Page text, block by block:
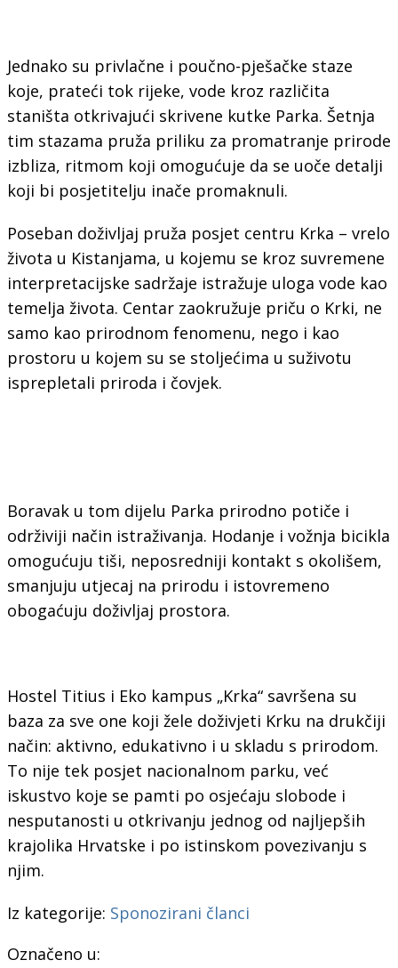
Jednako su privlačne i poučno-pješačke staze
koje, prateći tok rijeke, vode kroz različita
staništa otkrivajući skrivene kutke Parka. Šetnja
tim stazama pruža priliku za promatranje prirode
izbliza, ritmom koji omogućuje da se uoče detalji
koji bi posjetitelju inače promaknuli.
Poseban doživljaj pruža posjet centru Krka – vrelo
života u Kistanjama, u kojemu se kroz suvremene
interpretacijske sadržaje istražuje uloga vode kao
temelja života. Centar zaokružuje priču o Krki, ne
samo kao prirodnom fenomenu, nego i kao
prostoru u kojem su se stoljećima u suživotu
isprepletali priroda i čovjek.
Boravak u tom dijelu Parka prirodno potiče i
održiviji način istraživanja. Hodanje i vožnja bicikla
omogućuju tiši, neposredniji kontakt s okolišem,
smanjuju utjecaj na prirodu i istovremeno
obogaćuju doživljaj prostora.
Hostel Titius i Eko kampus „Krka“ savršena su
baza za sve one koji žele doživjeti Krku na drukčiji
način: aktivno, edukativno i u skladu s prirodom.
To nije tek posjet nacionalnom parku, već
iskustvo koje se pamti po osjećaju slobode i
nesputanosti u otkrivanju jednog od najljepših
krajolika Hrvatske i po istinskom povezivanju s
njim.
Iz kategorije: Sponozirani članci
Označeno u: